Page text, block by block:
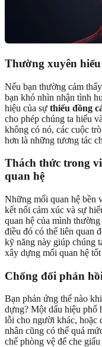
Thường xuyên
Nếu bạn thường cảm
bạn khó nhìn nhận tình
hiệu của sự thiếu đồng
cho phép chúng ta hiểu
không có nó, các cuộc
hơn là những tương tác
Thách thức trong
quan hệ
Những mối quan hệ bền
kết nối cảm xúc và sự
quan hệ của mình
điều đó có thể liên quan
kỹ năng này giúp chúng
xây dựng mối quan hệ
Chống đối phản
Bạn phản ứng thế nào
dựng? Một dấu hiệu phổ
lỗi cho người khác, hoặc
nhân cũng có thể quá
chế phòng vệ để che